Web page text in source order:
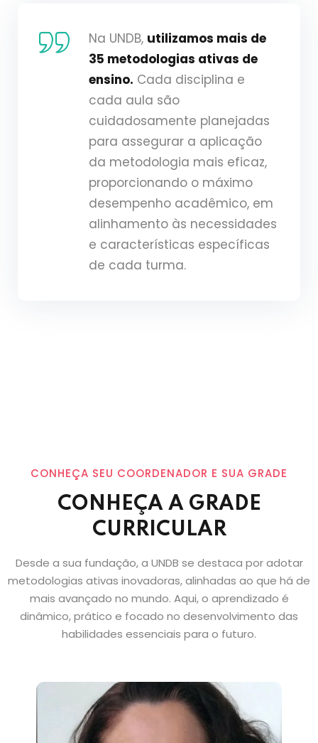
Na UNDB, utilizamos mais de
35 metodologias ativas de
ensino. Cada disciplina e
cada aula são
cuidadosamente planejadas
para assegurar a aplicação
da metodologia mais eficaz,
proporcionando o máximo
desempenho acadêmico, em
alinhamento às necessidades
e características específicas
de cada turma.
CONHEÇA SEU COORDENADOR E SUA GRADE
CONHEÇA A GRADE
CURRICULAR
Desde a sua fundação, a UNDB se destaca por adotar
metodologias ativas inovadoras, alinhadas ao que há de
mais avançado no mundo. Aqui, o aprendizado é
dinâmico, prático e focado no desenvolvimento das
habilidades essenciais para o futuro.